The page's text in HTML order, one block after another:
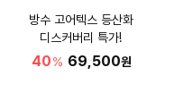
방수 고어텍스 등산화
디스커버리 특가!
40% 69,500원